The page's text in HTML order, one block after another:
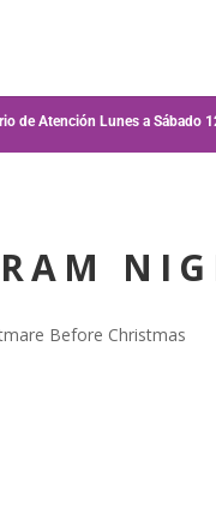
de Atención Lunes a Sábado
Before Christmas